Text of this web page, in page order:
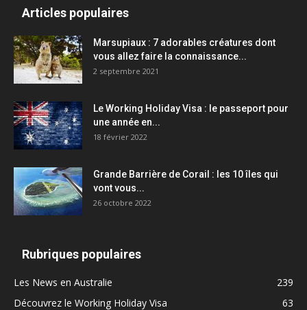
Articles populaires
Marsupiaux : 7 adorables créatures dont
vous allez faire la connaissance...
2 septembre 2021
Le Working Holiday Visa : le passeport pour
une année en...
18 février 2022
Grande Barrière de Corail : les 10 îles qui
vont vous...
26 octobre 2022
Rubriques populaires
Les News en Australie
239
Découvrez le Working Holiday Visa
63